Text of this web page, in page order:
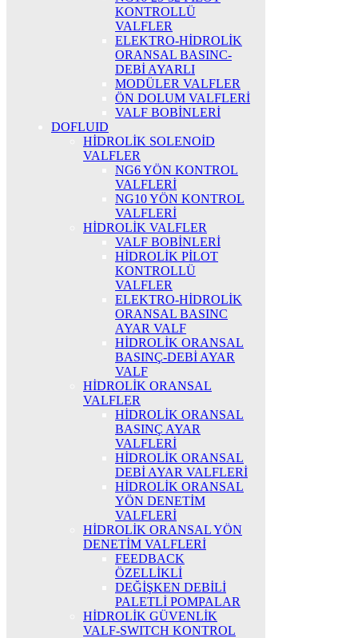
KONTROLLÜ
VALFLER
ELEKTRO-HİDROLİK
ORANSAL BASINC-
DEBİ AYARLI
MODÜLER VALFLER
ÖN DOLUM VALFLERİ
VALF BOBİNLERİ
DOFLUID
HİDROLİK SOLENOİD
VALFLER
NG6 YÖN KONTROL
VALFLERİ
NG10 YÖN KONTROL
VALFLERİ
HİDROLİK VALFLER
VALF BOBİNLERİ
HİDROLİK PİLOT
KONTROLLÜ
VALFLER
ELEKTRO-HİDROLİK
ORANSAL BASINC
AYAR VALF
HİDROLİK ORANSAL
BASINÇ-DEBİ AYAR
VALF
HİDROLİK ORANSAL
VALFLER
HİDROLİK ORANSAL
BASINÇ AYAR
VALFLERİ
HİDROLİK ORANSAL
DEBİ AYAR VALFLERİ
HİDROLİK ORANSAL
YÖN DENETİM
VALFLERİ
HİDROLİK ORANSAL YÖN
DENETİM VALFLERİ
FEEDBACK
ÖZELLİKLİ
DEĞİŞKEN DEBİLİ
PALETLİ POMPALAR
HİDROLİK GÜVENLİK
VALF-SWITCH KONTROL